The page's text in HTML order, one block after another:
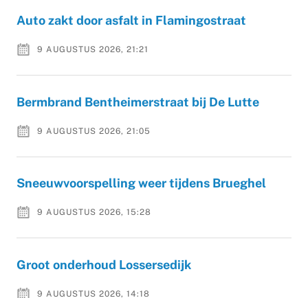
Auto zakt door asfalt in Flamingostraat
9 AUGUSTUS 2026, 21:21
Bermbrand Bentheimerstraat bij De Lutte
9 AUGUSTUS 2026, 21:05
Sneeuwvoorspelling weer tijdens Brueghel
9 AUGUSTUS 2026, 15:28
Groot onderhoud Lossersedijk
9 AUGUSTUS 2026, 14:18